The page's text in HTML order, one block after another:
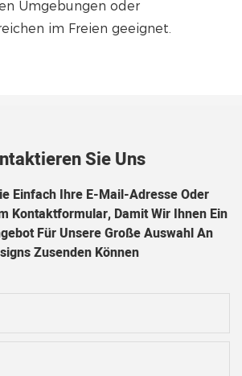
Umgebungen oder
im Freien geeignet.
Sie Uns
Einfach Ihre E-Mail-Adresse Oder
Kontaktformular, Damit Wir Ihnen Ein
Für Unsere Große Auswahl An
Zusenden Können